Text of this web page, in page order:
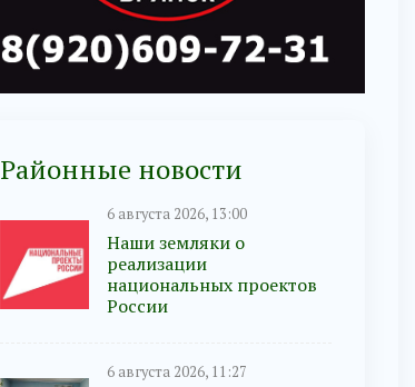
Районные новости
6 августа 2026, 13:00
Наши земляки о
реализации
национальных проектов
России
6 августа 2026, 11:27